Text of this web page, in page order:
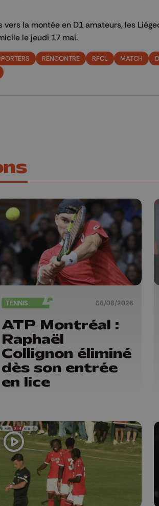
la montée en D1 amateurs, les
le jeudi 17 mai.
RENCONTRE RFCL MATCH
TENNIS 06/08/2026
ATP Montréal :
Raphaël
Collignon éliminé
dès son entrée
en lice